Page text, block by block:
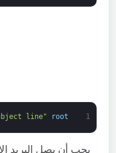
1
line" root